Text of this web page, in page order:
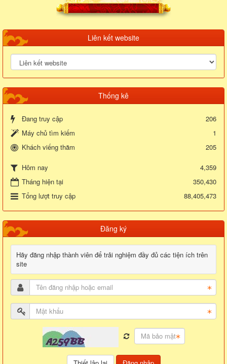
Liên kết website
Thống kê
Đang truy cập
206
Máy chủ tìm kiếm
1
Khách viếng thăm
205
Hôm nay
4,359
Tháng hiện tại
350,430
Tổng lượt truy cập
88,405,473
Đăng ký
Hãy đăng nhập thành viên để trải nghiệm đầy đủ các tiện ích trên
site